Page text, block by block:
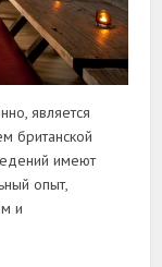
является
британской
имеют
опыт,
и